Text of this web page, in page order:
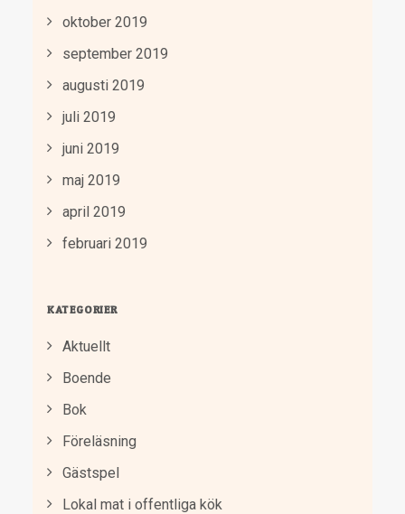
oktober 2019
september 2019
augusti 2019
juli 2019
juni 2019
maj 2019
april 2019
februari 2019
KATEGORIER
Aktuellt
Boende
Bok
Föreläsning
Gästspel
Lokal mat i offentliga kök